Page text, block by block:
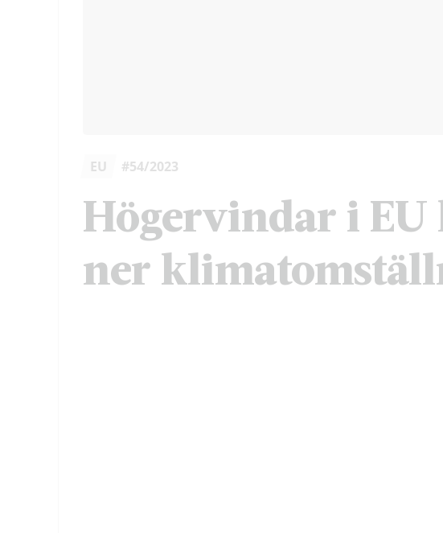
EU #54/2023
Högervindar i EU
ner